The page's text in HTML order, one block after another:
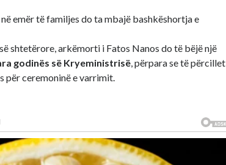
në emër të familjes do ta mbajë bashkëshortja e
shtetërore, arkëmorti i Fatos Nanos do të bëjë një
godinës së Kryeministrisë, përpara se të përcillet
për ceremoninë e varrimit.